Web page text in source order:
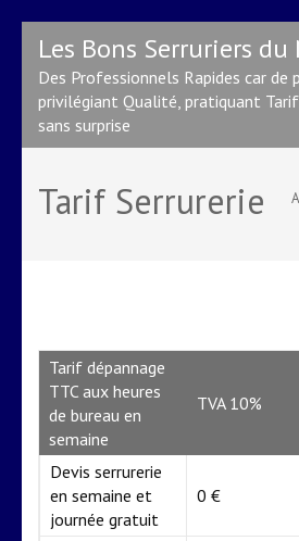
contenu
(Pressez
Entrée)
Les Bons Serruriers du
Des Professionnels Rapides car de
privilégiant Qualité, pratiquant
sans surprise
Tarif Serrurerie
Tarif dépannage
TTC aux heures
de bureau en
semaine
TVA 10%
Devis serrurerie
en semaine et
journée gratuit
0 €